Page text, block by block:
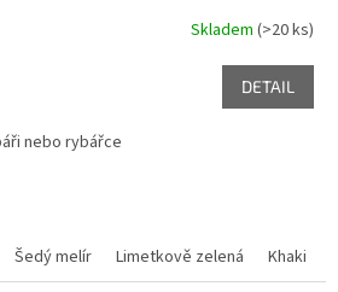
Skladem (>20 ks)
DETAIL
nebo rybářce
Šedý melír Limetkově zelená Khaki